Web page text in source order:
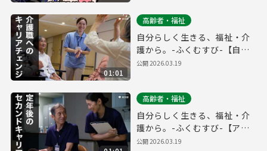
01:01
高齢者・福祉
自分らしく生きる、福祉・介
護から。-ふくむすび-【自分
らしく編_フルver.】
公開2026.03.19
高齢者・福祉
自分らしく生きる、福祉・介
護から。-ふくむすび-【アク
ティブシニア編_フルver.】
公開2026.03.19